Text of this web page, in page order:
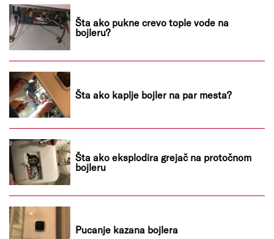
Šta ako pukne crevo tople vode na
bojleru?
Šta ako kaplje bojler na par mesta?
Šta ako eksplodira grejač na protočnom
bojleru
Pucanje kazana bojlera